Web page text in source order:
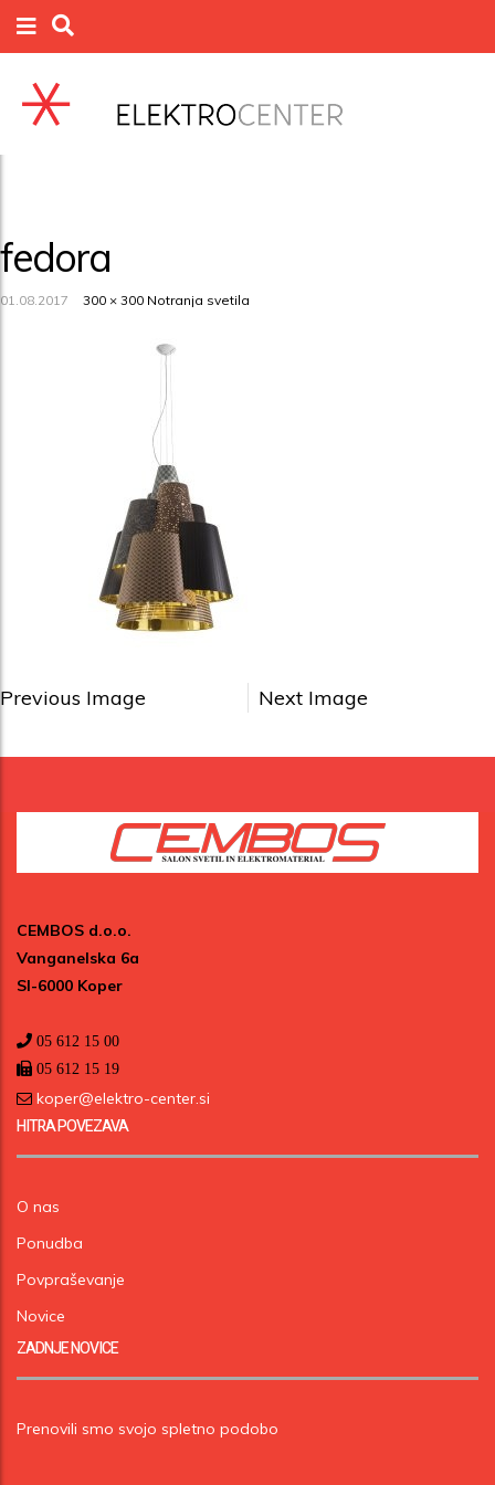
fedora
01.08.2017 300 × 300 Notranja svetila
Previous Image Next Image
CEMBOS d.o.o.
Vanganelska 6a
SI-6000 Koper
05 612 15 00
05 612 15 19
koper@elektro-center.si
HITRA POVEZAVA
O nas
Ponudba
Povpraševanje
Novice
ZADNJE NOVICE
Prenovili smo svojo spletno podobo